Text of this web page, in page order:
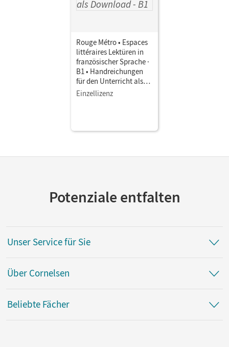
Rouge Métro • Espaces
littéraires Lektüren in
französischer Sprache ·
B1 • Handreichungen
für den Unterricht als
Download Lösungen zu
Einzellizenz
Potenziale entfalten
Unser Service für Sie
Über Cornelsen
Beliebte Fächer